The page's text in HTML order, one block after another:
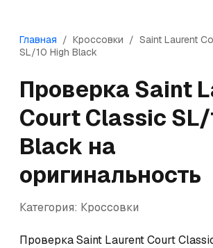
Главная / Кроссовки / Saint Laurent
SL/10 High Black
Проверка Saint
Court Classic SL/
Black на
оригинальность
Категория: Кроссовки
Проверка Saint Laurent Court